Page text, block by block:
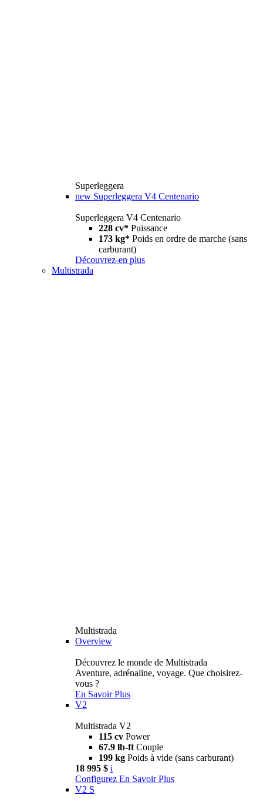
Superleggera
new Superleggera V4 Centenario
Superleggera V4 Centenario
228 cv* Puissance
173 kg* Poids en ordre de marche (sans
carburant)
Découvrez-en plus
Multistrada
Multistrada
Overview
Découvrez le monde de Multistrada
Aventure, adrénaline, voyage. Que choisirez-
vous ?
En Savoir Plus
V2
Multistrada V2
115 cv Power
67.9 lb-ft Couple
199 kg Poids à vide (sans carburant)
18 995 $ i
Configurez En Savoir Plus
V2 S